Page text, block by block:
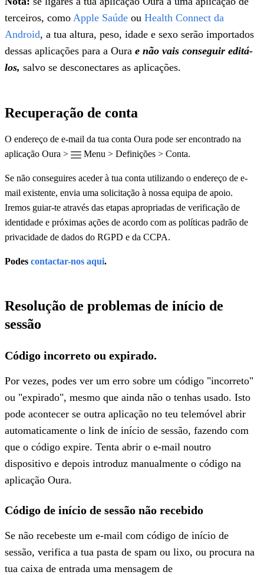
terceiros, como Apple Saúde ou Health Connect da
Android, a tua altura, peso, idade e sexo serão importados
dessas aplicações para a Oura e não vais conseguir editá-
los, salvo se desconectares as aplicações.
Recuperação de conta
O endereço de e-mail da tua conta Oura pode ser encontrado na
aplicação Oura >
Menu > Definições > Conta.
Se não conseguires aceder à tua conta utilizando o endereço de e-
mail existente, envia uma solicitação à nossa equipa de apoio.
Iremos guiar-te através das etapas apropriadas de verificação de
identidade e próximas ações de acordo com as políticas padrão de
privacidade de dados do RGPD e da CCPA.
Podes contactar-nos aqui.
Resolução de problemas de início de
sessão
Código incorreto ou expirado.
Por vezes, podes ver um erro sobre um código "incorreto"
ou "expirado", mesmo que ainda não o tenhas usado. Isto
pode acontecer se outra aplicação no teu telemóvel abrir
automaticamente o link de início de sessão, fazendo com
que o código expire. Tenta abrir o e-mail noutro
dispositivo e depois introduz manualmente o código na
aplicação Oura.
Código de início de sessão não recebido
Se não recebeste um e-mail com código de início de
sessão, verifica a tua pasta de spam ou lixo, ou procura na
tua caixa de entrada uma mensagem de